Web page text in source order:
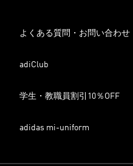
よくある質問・お問い合わせ
adiClub
学生・教職員割引10％OFF
adidas mi-uniform